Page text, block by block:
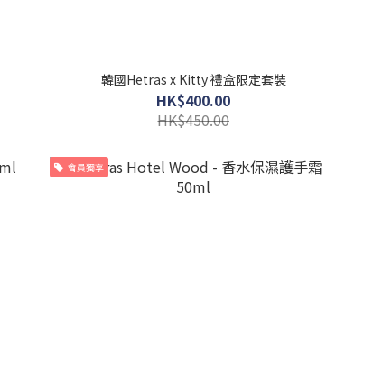
韓國Hetras x Kitty 禮盒限定套裝
HK$400.00
HK$450.00
會員獨享